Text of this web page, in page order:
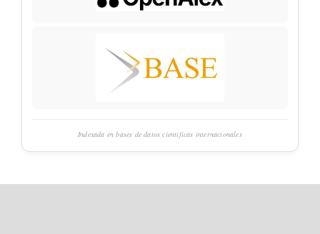
Indexada en bases de datos científicas internacionales